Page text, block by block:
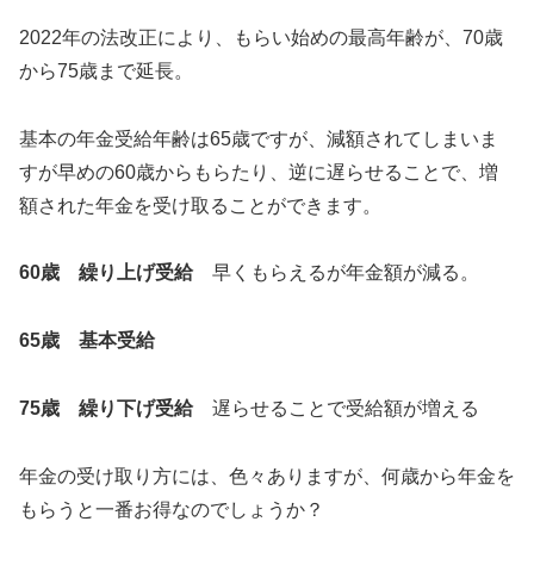
2022年の法改正により、もらい始めの最高年齢が、70歳
から75歳まで延長。
基本の年金受給年齢は65歳ですが、減額されてしまいま
すが早めの60歳からもらたり、逆に遅らせることで、増
額された年金を受け取ることができます。
60歳 繰り上げ受給早くもらえるが年金額が減る。
65歳 基本受給
75歳 繰り下げ受給 遅らせることで受給額が増える
年金の受け取り方には、色々ありますが、何歳から年金を
もらうと一番お得なのでしょうか？